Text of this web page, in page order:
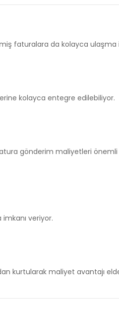
faturalara da kolayca ulaşma
kolayca entegre edilebiliyor.
gönderim maliyetleri
veriyor.
kurtularak maliyet avantajı